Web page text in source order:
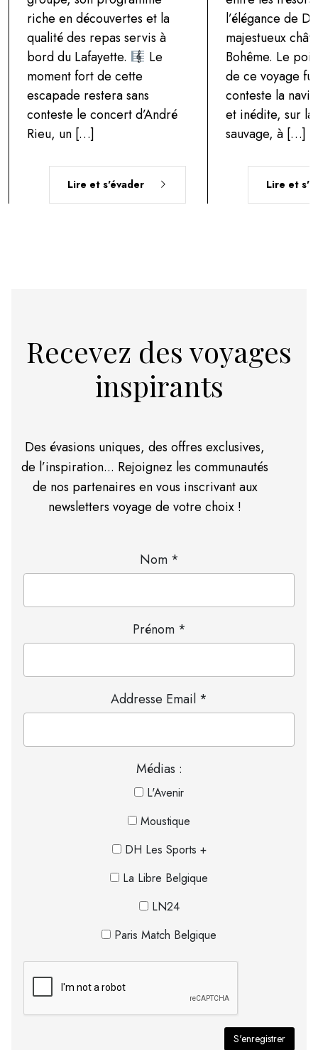
riche en découvertes et la
qualité des repas servis à
bord du Lafayette.
Le
moment fort de cette
escapade restera sans
conteste le concert d’André
Rieu, un […]
Lire et s'évader
l’élégance de
majestueux
Bohême. Le
de ce voyage fut
conteste la
et inédite, sur la
sauvage, à […]
Lire et
Recevez des voyages
inspirants
Des évasions uniques, des offres exclusives,
de l’inspiration... Rejoignez les communautés
de nos partenaires en vous inscrivant aux
newsletters voyage de votre choix !
Nom *
Prénom *
Addresse Email *
Médias :
L'Avenir
Moustique
DH Les Sports +
La Libre Belgique
LN24
Paris Match Belgique